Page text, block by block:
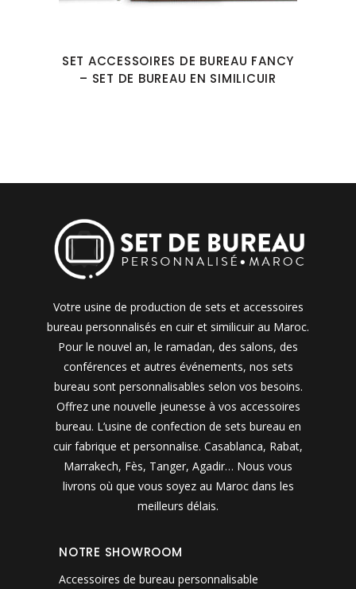
SET ACCESSOIRES DE BUREAU FANCY
– SET DE BUREAU EN SIMILICUIR
Votre usine de production de sets et accessoires
bureau personnalisés en cuir et similicuir au Maroc.
Pour le nouvel an, le ramadan, des salons, des
conférences et autres événements, nos sets
bureau sont personnalisables selon vos besoins.
Offrez une nouvelle jeunesse à vos accessoires
bureau. L’usine de confection de sets bureau en
cuir fabrique et personnalise. Casablanca, Rabat,
Marrakech, Fès, Tanger, Agadir… Nous vous
livrons où que vous soyez au Maroc dans les
meilleurs délais.
NOTRE SHOWROOM
Accessoires de bureau personnalisable